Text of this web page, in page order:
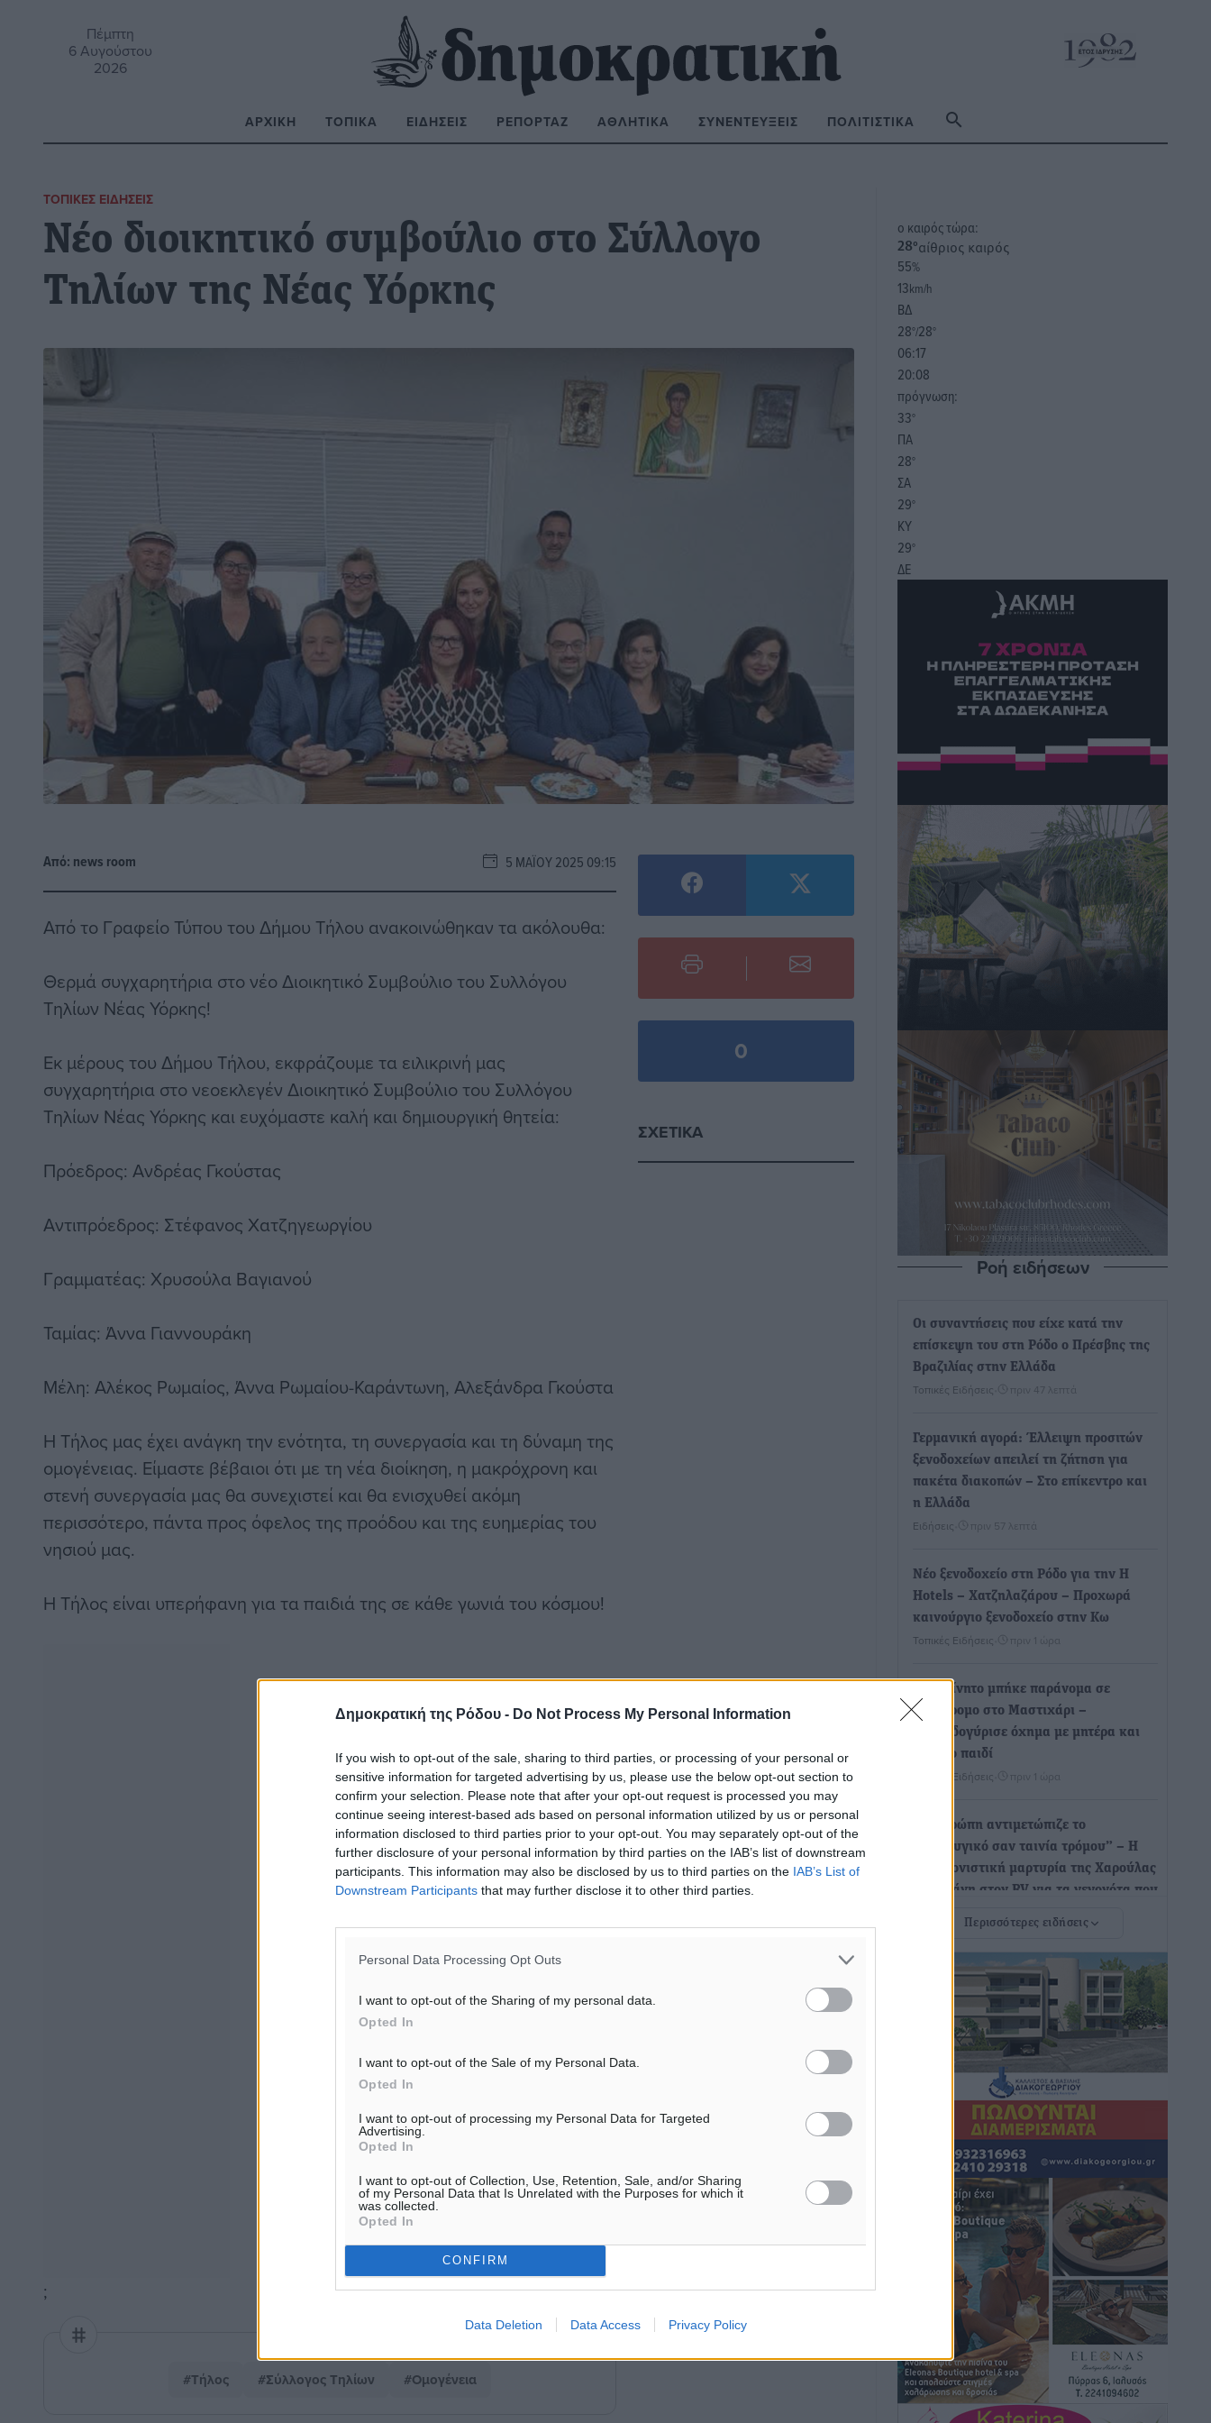
Δημοκρατική της Ρόδου - Do Not Process My Personal Information
If you wish to opt-out of the sale, sharing to third parties, or processing of your personal or
sensitive information for targeted advertising by us, please use the below opt-out section to
confirm your selection. Please note that after your opt-out request is processed you may
continue seeing interest-based ads based on personal information utilized by us or personal
information disclosed to third parties prior to your opt-out. You may separately opt-out of the
further disclosure of your personal information by third parties on the IAB’s list of downstream
participants. This information may also be disclosed by us to third parties on the IAB’s List of
Downstream Participants that may further disclose it to other third parties.
Personal Data Processing Opt Outs
I want to opt-out of the Sharing of my personal data.
Opted In
I want to opt-out of the Sale of my Personal Data.
Opted In
I want to opt-out of processing my Personal Data for Targeted
Advertising.
Opted In
I want to opt-out of Collection, Use, Retention, Sale, and/or Sharing
of my Personal Data that Is Unrelated with the Purposes for which it
was collected.
Opted In
CONFIRM
Data Deletion Data Access Privacy Policy
Πέμπτη
6 Αυγούστου
2026
ΑΡΧΙΚΉ ΤΟΠΙΚΆ ΕΙΔΉΣΕΙΣ ΡΕΠΟΡΤΆΖ ΑΘΛΗΤΙΚΆ ΣΥΝΕΝΤΕΎΞΕΙΣ ΠΟΛΙΤΙΣΤΙΚΆ
ΤΟΠΙΚΈΣ ΕΙΔΉΣΕΙΣ
Νέο διοικητικό συμβούλιο στο Σύλλογο
Τηλίων της Νέας Υόρκης
Από: news room 5 ΜΑΪ́ΟΥ 2025 09:15
Από το Γραφείο Τύπου του Δήμου Τήλου ανακοινώθηκαν τα ακόλουθα:
Θερμά συγχαρητήρια στο νέο Διοικητικό Συμβούλιο του Συλλόγου
Τηλίων Νέας Υόρκης!
Εκ μέρους του Δήμου Τήλου, εκφράζουμε τα ειλικρινή μας
συγχαρητήρια στο νεοεκλεγέν Διοικητικό Συμβούλιο του Συλλόγου
Τηλίων Νέας Υόρκης και ευχόμαστε καλή και δημιουργική θητεία:
Πρόεδρος: Ανδρέας Γκούστας
Αντιπρόεδρος: Στέφανος Χατζηγεωργίου
Γραμματέας: Χρυσούλα Βαγιανού
Ταμίας: Άννα Γιαννουράκη
Μέλη: Αλέκος Ρωμαίος, Άννα Ρωμαίου-Καράντωνη, Αλεξάνδρα Γκούστα
Η Τήλος μας έχει ανάγκη την ενότητα, τη συνεργασία και τη δύναμη της
ομογένειας. Είμαστε βέβαιοι ότι με τη νέα διοίκηση, η μακρόχρονη και
στενή συνεργασία μας θα συνεχιστεί και θα ενισχυθεί ακόμη
περισσότερο, πάντα προς όφελος της προόδου και της ευημερίας του
νησιού μας.
Η Τήλος είναι υπερήφανη για τα παιδιά της σε κάθε γωνιά του κόσμου!
;
#Τήλος #Σύλλογος Τηλίων #Ομογένεια
0
ΣΧΕΤΙΚΆ
o καιρός τώρα:
28°αίθριος καιρός
55%
13km/h
ΒΔ
28°/28°
06:17
20:08
πρόγνωση:
33°
ΠΑ
28°
ΣΑ
29°
ΚΥ
29°
ΔΕ
Ροή ειδήσεων
Οι συναντήσεις που είχε κατά την
επίσκεψη του στη Ρόδο ο Πρέσβης της
Βραζιλίας στην Ελλάδα
Τοπικές Ειδήσεις πριν 47 λεπτά
Γερμανική αγορά: Έλλειψη προσιτών
ξενοδοχείων απειλεί τη ζήτηση για
πακέτα διακοπών – Στο επίκεντρο και
η Ελλάδα
Ειδήσεις πριν 57 λεπτά
Νέο ξενοδοχείο στη Ρόδο για την H
Hotels – Χατζηλαζάρου – Προχωρά
καινούργιο ξενοδοχείο στην Κω
Τοπικές Ειδήσεις πριν 1 ώρα
Αυτοκίνητο μπήκε παράνομα σε
μονόδρομο στο Μαστιχάρι –
Αναποδογύρισε όχημα με μητέρα και
5χρονο παιδί
Τοπικές Ειδήσεις πριν 1 ώρα
“Η Ευρώπη αντιμετώπιζε το
προσφυγικό σαν ταινία τρόμου” – Η
συγκλονιστική μαρτυρία της Χαρούλας
Γιασιράνη στον RV για τα γεγονότα που
Τοπικές Ειδήσεις πριν 1 ώρα
Συναυλία με τον Γιάννη Κότσιρα στις
21 Αυγούστου
Πολιτιστικά• πριν 1 ώρα
Έκτακτη συνεδρίαση της Δημοτικής
Επιτροπής Ρόδου αύριο Παρασκευή 7
Αυγούστου
Τοπικές Ειδήσεις• πριν 2 ώρες
ΑΕΡΑ: Δεν σταματάει να ενισχύεται,
νέο απόκτημα ο Μητρόπουλος
Αθλητικά• πριν 2 ώρες
Κλεάνθης: Δουλειές μετά ευχαριστιών
στο γήπεδο, ατομικό για δύο
Αθλητικά πριν 2 ώρες
Φοίβος: Εν αναμονή του Νίκου Λαζίδη
Αθλητικά• πριν 2 ώρες
Περισσότερες ειδήσεις